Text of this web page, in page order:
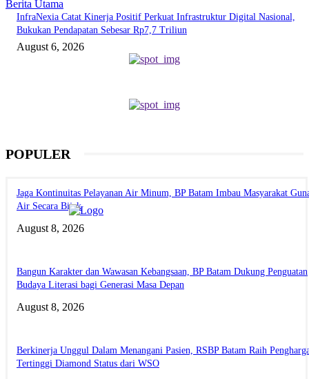
Berita Utama
InfraNexia Catat Kinerja Positif Perkuat Infrastruktur Digital Nasional,
Bukukan Pendapatan Sebesar Rp7,7 Triliun
August 6, 2026
POPULER
Jaga Kontinuitas Pelayanan Air Minum, BP Batam Imbau Masyarakat
Air Secara Bijak
August 8, 2026
Bangun Karakter dan Wawasan Kebangsaan, BP Batam Dukung Penguatan
Budaya Literasi bagi Generasi Masa Depan
August 8, 2026
Berkinerja Unggul Dalam Menangani Pasien, RSBP Batam Raih
Tertinggi Diamond Status dari WSO